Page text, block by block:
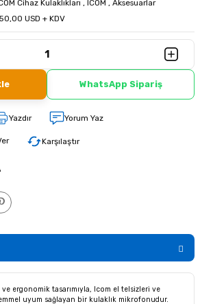
Cihaz Kulaklıkları , ICOM , Aksesuarlar
USD + KDV
WhatsApp Sipariş
Yazdır Yorum Yaz
Karşılaştır
ve ergonomik tasarımıyla, Icom el telsizleri ve
uyum sağlayan bir kulaklık mikrofonudur.